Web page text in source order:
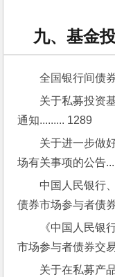
九、基金
全国银行间债
关于私募投资
通知......... 1289
关于进一步做
场有关事项的公告
中国人民银行
债券市场参与者债
《中国人民银
市场参与者债券交
关于在私募产